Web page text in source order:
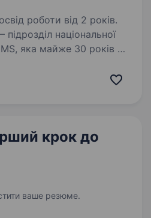
роботи від 2 років.
національної
яка майже 30 років є
професійні
крок до
ваше резюме.